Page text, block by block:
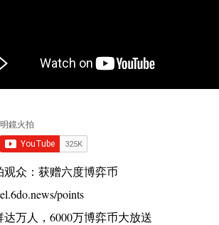
观众：获赠六度博弈币
points
达万人，6000万博弈币大放送